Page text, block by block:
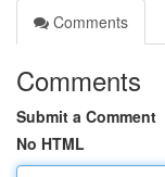
Comments
Comments
Submit a Comment
No HTML